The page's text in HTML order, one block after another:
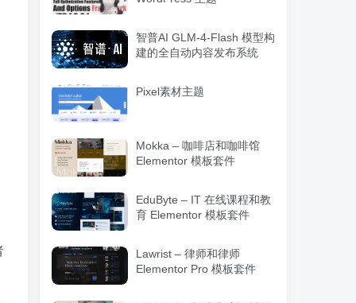
智普AI GLM-4-Flash 模型构
建的全自动内容发布系统
Pixel素材主题
Mokka – 咖啡店和咖啡馆
Elementor 模板套件
EduByte – IT 在线课程和教
育 Elementor 模板套件
Lawrist – 律师和律师
Elementor Pro 模板套件